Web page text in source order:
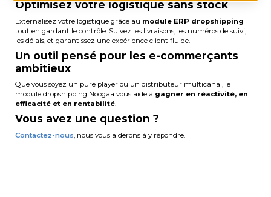
Optimisez votre logistique sans stock
Externalisez votre logistique grâce au module ERP dropshipping
tout en gardant le contrôle. Suivez les livraisons, les numéros de suivi,
les délais, et garantissez une expérience client fluide.
Un outil pensé pour les e-commerçants
ambitieux
Que vous soyez un pure player ou un distributeur multicanal, le
module dropshipping Noogaa vous aide à gagner en réactivité, en
efficacité et en rentabilité.
Vous avez une question ?
Contactez-nous , nous vous aiderons à y répondre.